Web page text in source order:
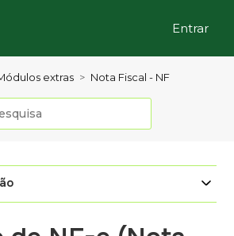
Entrar
extras Nota Fiscal - NF